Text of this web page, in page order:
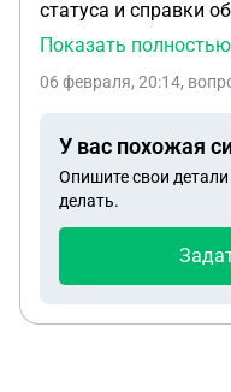
актуальную
т.ч.
выстроить
риски.
моих действий.
статуса и справки
военнослужащие у
подп. 1.1 пункта 1
Федерального
как это
Показать полностью
06 февраля, 20:14,
У вас похожая
Опишите свои
делать.